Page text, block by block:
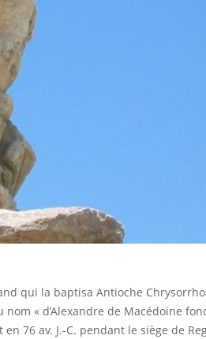
qui la baptisa Antioche
« d’Alexandre de Macédoine
76 av. J.-C. pendant le siège de